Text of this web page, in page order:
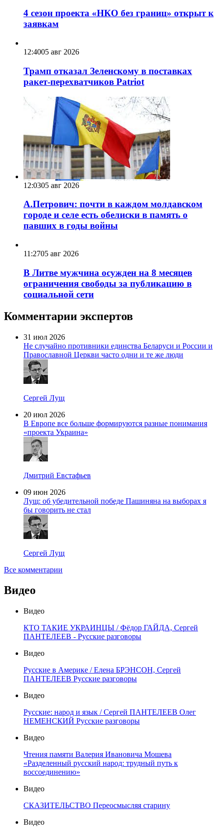
4 сезон проекта «НКО без границ» открыт к
заявкам
12:4005 авг 2026
Трамп отказал Зеленскому в поставках
ракет-перехватчиков Patriot
12:0305 авг 2026
А.Петрович: почти в каждом молдавском
городе и селе есть обелиски в память о
павших в годы войны
11:2705 авг 2026
В Литве мужчина осужден на 8 месяцев
ограничения свободы за публикацию в
социальной сети
Комментарии экспертов
31 июл 2026
Не случайно противники единства Беларуси и России и
Православной Церкви часто одни и те же люди
Сергей Лущ
20 июл 2026
В Европе все больше формируются разные понимания
«проекта Украина»
Дмитрий Евстафьев
09 июн 2026
Лущ: об убедительной победе Пашиняна на выборах я
бы говорить не стал
Сергей Лущ
Все комментарии
Видео
Видео
КТО ТАКИЕ УКРАИНЦЫ / Фёдор ГАЙДА, Сергей
ПАНТЕЛЕЕВ - Русские разговоры
Видео
Русские в Америке / Елена БРЭНСОН, Сергей
ПАНТЕЛЕЕВ Русские разговоры
Видео
Русские: народ и язык / Сергей ПАНТЕЛЕЕВ Олег
НЕМЕНСКИЙ Русские разговоры
Видео
Чтения памяти Валерия Ивановича Мошева
«Разделенный русский народ: трудный путь к
воссоединению»
Видео
СКАЗИТЕЛЬСТВО Переосмысляя старину
Видео